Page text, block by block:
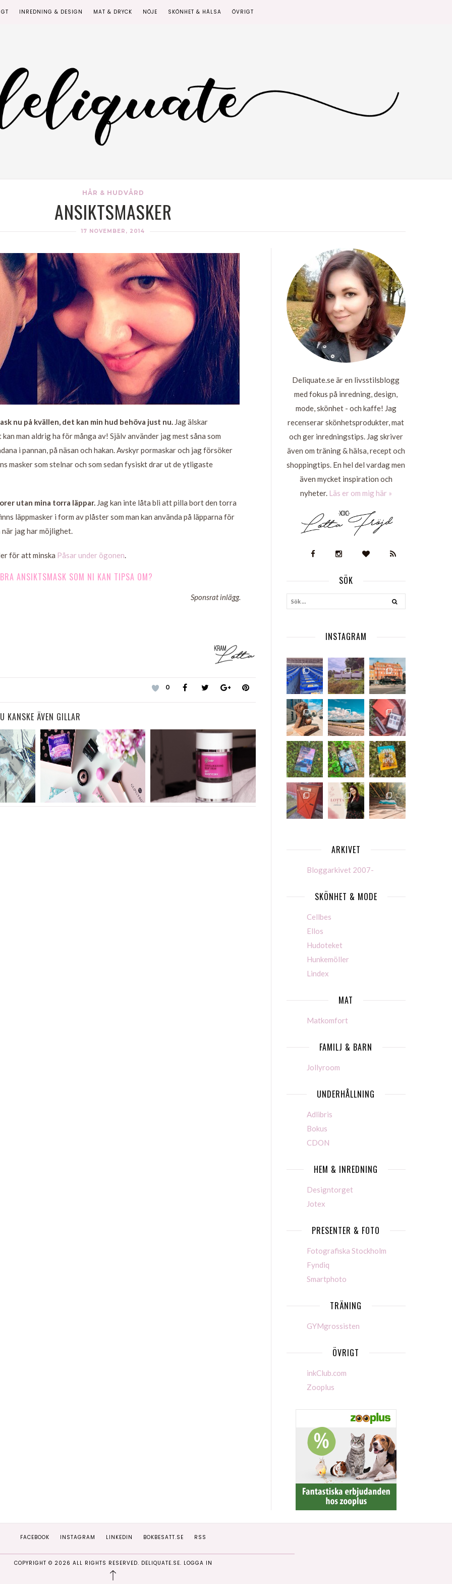
INREDNING & DESIGN MAT & DRYCK NÖJE SKÖNHET & HÄLSA ÖVRIGT
HÅR & HUDVÅRD
ANSIKTSMASKER
17 NOVEMBER, 2014
nu på kvällen, det kan min hud behöva just nu. Jag älskar
man aldrig ha för många av! Själv använder jag mest såna som
i pannan, på näsan och hakan. Avskyr pormaskar och jag försöker
masker som stelnar och som sedan fysiskt drar ut de ytligaste
utan mina torra läppar. Jag kan inte låta bli att pilla bort den torra
läppmasker i form av plåster som man kan använda på läpparna för
när jag har möjlighet.
för att minska Påsar under ögonen.
ANSIKTSMASK SOM NI KAN TIPSA OM?
Sponsrat inlägg.
0
KANSKE ÄVEN GILLAR
Deliquate.se är en livsstilsblogg
med fokus på inredning, design,
mode, skönhet - och kaffe! Jag
recenserar skönhetsprodukter, mat
och ger inredningstips. Jag skriver
även om träning & hälsa, recept och
shoppingtips. En hel del vardag men
även mycket inspiration och
nyheter. Läs er om mig här »
SÖK
INSTAGRAM
ARKIVET
Bloggarkivet 2007-
SKÖNHET & MODE
Cellbes
Ellos
Hudoteket
Hunkemöller
Lindex
MAT
Matkomfort
FAMILJ & BARN
Jollyroom
UNDERHÅLLNING
Adlibris
Bokus
CDON
HEM & INREDNING
Designtorget
Jotex
PRESENTER & FOTO
Fotografiska Stockholm
Fyndiq
Smartphoto
TRÄNING
GYMgrossisten
ÖVRIGT
inkClub.com
Zooplus
FACEBOOK INSTAGRAM LINKEDIN BOKBESATT.SE RSS
COPYRIGHT © 2026 ALL RIGHTS RESERVED. DELIQUATE.SE. LOGGA IN